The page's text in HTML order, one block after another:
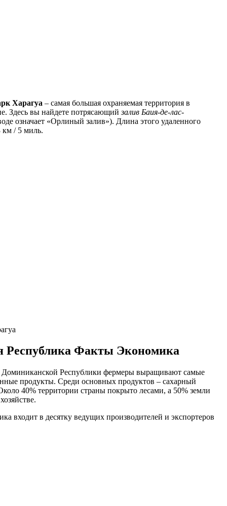
Харагуа – самая большая охраняемая территория в
Здесь вы найдете потрясающийзалив Баия-де-лас-
означает «Орлиный залив»). Длина этого удаленного
км / 5 миль.
Республика Факты Экономика
Республики фермеры выращивают самые
продукты. Среди основных продуктов – сахарный
40% территории страны покрыто лесами, а 50% земли
входит в десятку ведущих производителей и экспортеров